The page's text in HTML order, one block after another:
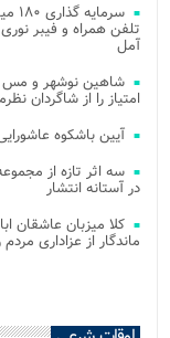
آمل
شاهین نوشهر و مس
امتیاز را از شاگردان
آیین باشکوه
سه اثر تازه از
در آستانه انتشار
کلا میزبان عاشقان
ماندگار از عزاداری